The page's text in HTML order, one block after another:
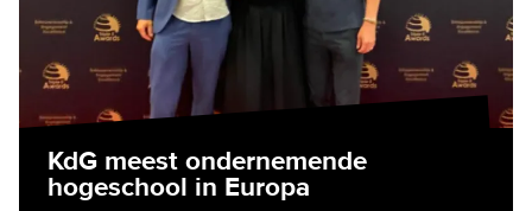
KdG meest ondernemende
hogeschool in Europa